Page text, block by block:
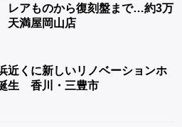
アものから復刻盤まで…約3万
天満屋岡山店
近くに新しいリノベーションホ
生 香川・三豊市